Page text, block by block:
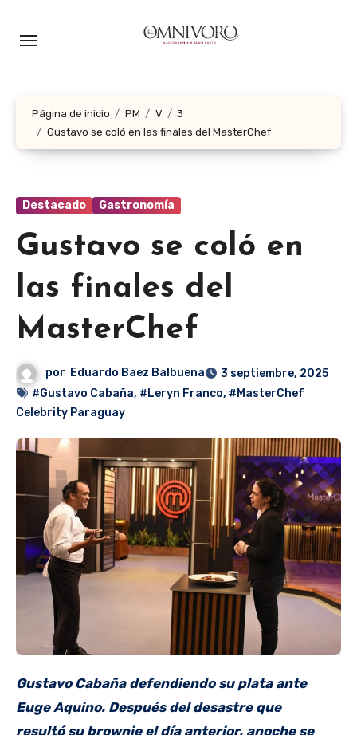
Página de inicio PM V
3
Gustavo se coló en las finales del MasterChef
Destacado Gastronomía
Gustavo se coló en
las finales del
MasterChef
por Eduardo Baez Balbuena
3 septiembre, 2025
#Gustavo Cabaña, #Leryn Franco, #MasterChef
Celebrity Paraguay
Gustavo Cabaña defendiendo su plata ante
Euge Aquino. Después del desastre que
resultó su brownie el día anterior, anoche se